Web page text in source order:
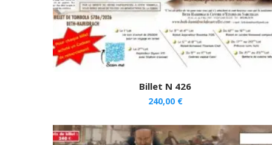
Billet N 426
240,00 €